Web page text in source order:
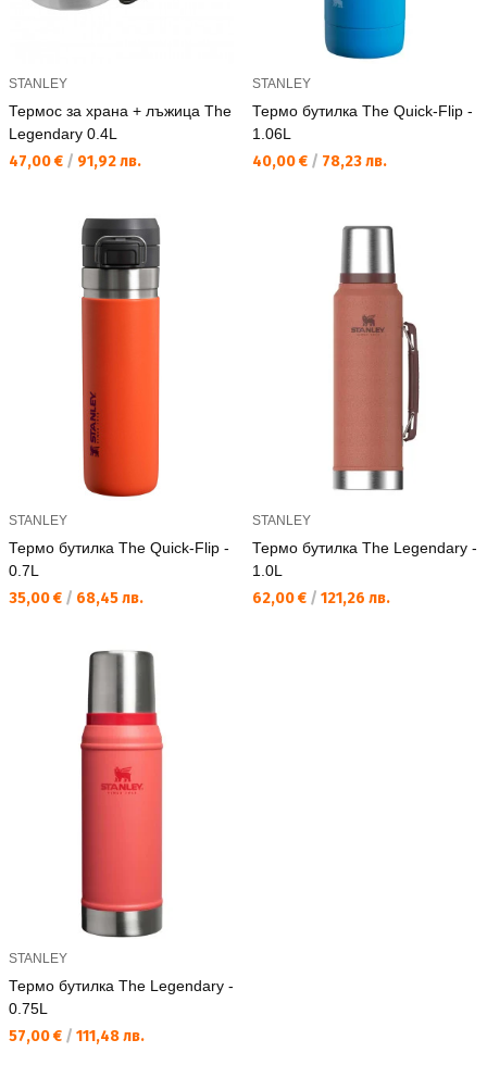
STANLEY
Термос за храна + лъжица The
Legendary 0.4L
Текуща цена:
47,00 € / 91,92 лв.
STANLEY
Термо бутилка The Quick-Flip -
1.06L
Текуща цена:
40,00 € / 78,23 лв.
STANLEY
Термо бутилка The Quick-Flip -
0.7L
Текуща цена:
35,00 € / 68,45 лв.
STANLEY
Термо бутилка The Legendary -
1.0L
Текуща цена:
62,00 € / 121,26 лв.
STANLEY
Термо бутилка The Legendary -
0.75L
Текуща цена:
57,00 € / 111,48 лв.